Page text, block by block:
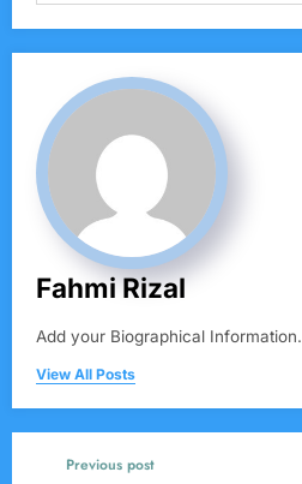
Fahmi Rizal
Add your Biographical Information.
View All Posts
Previous post